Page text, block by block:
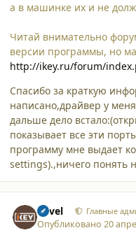
а в машинке их и не
Читай внимательно
версии программы, но
http://ikey.ru/forum/
Спасибо за краткую
написано,драйвер у
дальше дело
показывает все эти
программу мне выдает
settings).,ничего понять
Pavel Главные
Опубликовано20